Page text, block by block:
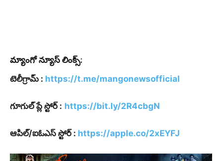
మ్యాంగో న్యూస్ లింక్స్:
టెలీగ్రామ్ : https://t.me/mangonewsofficial
గూగుల్ ప్లే స్టోర్ : https://bit.ly/2R4cbgN
ఆపిల్/ఐఓఎస్ స్టోర్ : https://apple.co/2xEYFJ